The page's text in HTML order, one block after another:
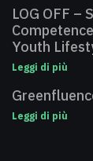
LOG OFF –
Youth
Leggi di più
Leggi di più